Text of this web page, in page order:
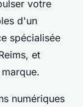
votre
d'un
spécialisée
et
numériques